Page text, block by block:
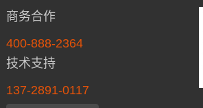
商务合作
400-888-2364
技术支持
137-2891-0117